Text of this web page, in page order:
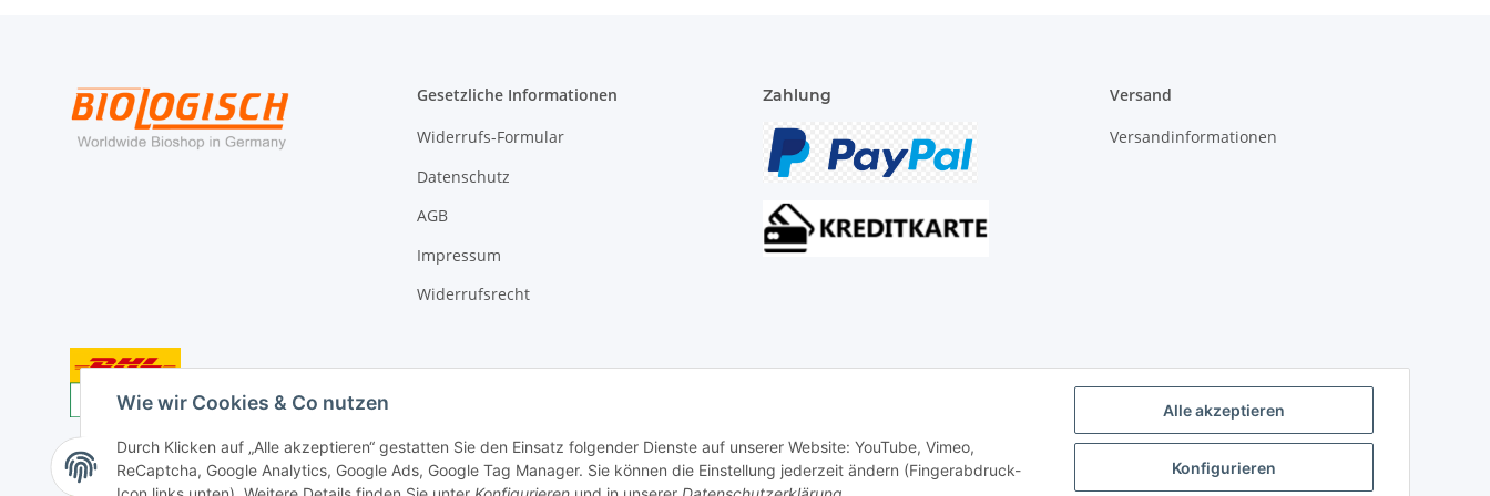
Alle akzeptieren
Konfigurieren
Wie wir Cookies & Co nutzen
Durch Klicken auf „Alle akzeptieren“ gestatten Sie den Einsatz folgender Dienste auf unserer Website: YouTube, Vimeo,
ReCaptcha, Google Analytics, Google Ads, Google Tag Manager. Sie können die Einstellung jederzeit ändern (Fingerabdruck-
Gesetzliche Informationen
Widerrufs-Formular
Datenschutz
AGB
Impressum
Widerrufsrecht
Zahlung Versand
Versandinformationen
Vertrag widerrufen